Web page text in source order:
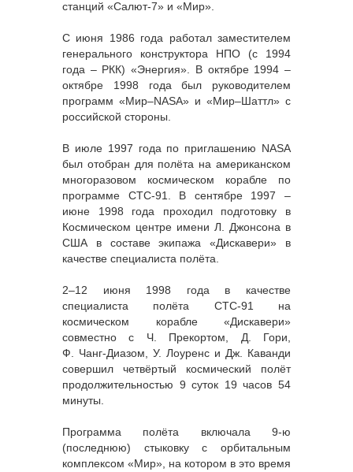
станций «Салют-7» и «Мир».
С июня 1986 года работал заместителем
генерального конструктора НПО (с 1994
года – РКК) «Энергия». В октябре 1994 –
октябре 1998 года был руководителем
программ «Мир–NASA» и «Мир–Шаттл» с
российской стороны.
В июле 1997 года по приглашению NASA
был отобран для полёта на американском
многоразовом космическом корабле по
программе СТС-91. В сентябре 1997 –
июне 1998 года проходил подготовку в
Космическом центре имени Л. Джонсона в
США в составе экипажа «Дискавери» в
качестве специалиста полёта.
2–12 июня 1998 года в качестве
специалиста полёта СТС-91 на
космическом корабле «Дискавери»
совместно с Ч. Прекортом, Д. Гори,
Ф. Чанг-Диазом, У. Лоуренс и Дж. Каванди
совершил четвёртый космический полёт
продолжительностью 9 суток 19 часов 54
минуты.
Программа полёта включала 9-ю
(последнюю) стыковку с орбитальным
комплексом «Мир», на котором в это время